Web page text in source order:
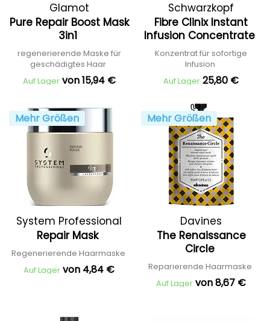
Glamot
Pure Repair Boost Mask
3in1
regenerierende Maske für
geschädigtes Haar
Auf Lager von 15,94 €
Schwarzkopf
Professional
Fibre Clinix Instant
Infusion Concentrate
Konzentrat für sofortige
Infusion
Auf Lager 25,80 €
Mehr Größen
System Professional
Repair Mask
Regenerierende Haarmaske
Auf Lager von 4,84 €
Mehr Größen
Davines
The Renaissance
Circle
Reparierende Haarmaske
Auf Lager von 8,67 €